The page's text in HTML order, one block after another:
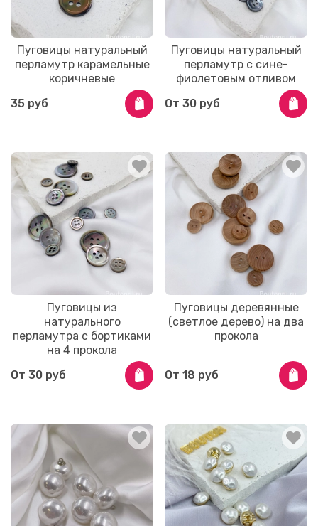
Пуговицы натуральный
перламутр карамельные
коричневые
35 руб
Пуговицы натуральный
перламутр с сине-
фиолетовым отливом
От 30 руб
Пуговицы из
натурального
перламутра с бортиками
на 4 прокола
От 30 руб
Пуговицы деревянные
(светлое дерево) на два
прокола
От 18 руб